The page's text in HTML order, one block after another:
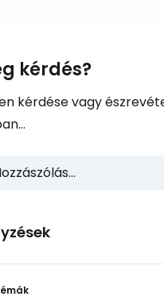
kérdés?
kérdése vagy